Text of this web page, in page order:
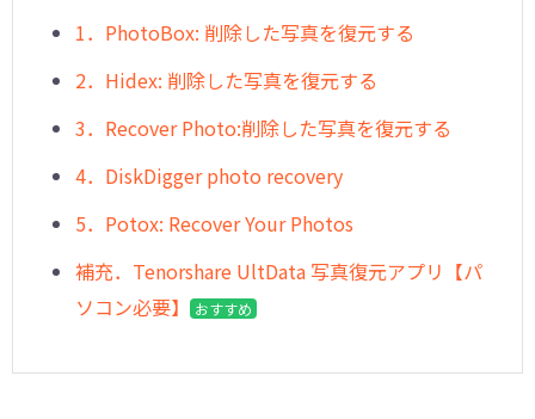
︎1．PhotoBox: 削除した写真を復元する
2．Hidex: 削除した写真を復元する
︎3．Recover Photo:削除した写真を復元する
︎4．DiskDigger photo recovery
5．Potox: Recover Your Photos
︎補充．Tenorshare UltData 写真復元アプリ【パ
ソコン必要】
おすすめ